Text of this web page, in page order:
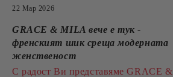
22 Мар 2026
GRACE & MILA вече е тук -
френският шик среща модерната
женственост
С радост Ви представяме GRACE &